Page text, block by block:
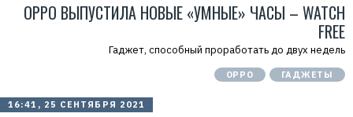
OPPO ВЫПУСТИЛА НОВЫЕ «УМНЫЕ» ЧАСЫ – WATCH
FREE
Гаджет, способный проработать до двух недель
OPPO ГАДЖЕТЫ
16:41, 25 СЕНТЯБРЯ 2021